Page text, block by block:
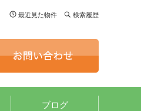
最近見た物件 検索履歴
ブログ